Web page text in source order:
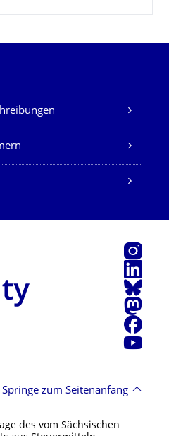
Instagram
LinkedIn
Bluesky
Mastodon
Facebook
Youtube
Springe zum Seitenanfang
des vom Sächsischen